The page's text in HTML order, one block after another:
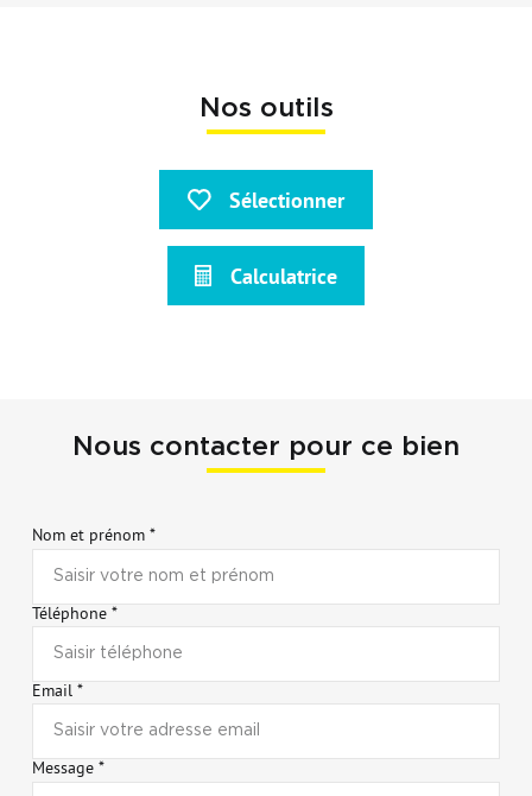
Nos outils
Sélectionner
Calculatrice
Nous contacter pour ce bien
Nom et prénom *
Téléphone *
Email *
Message *